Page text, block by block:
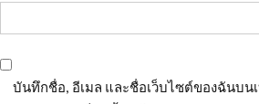
บันทึกชื่อ, อีเมล และชื่อเว็บไซต์ของฉันบน